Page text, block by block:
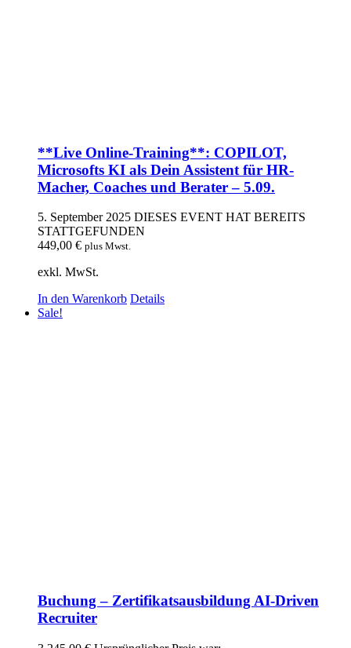
**Live Online-Training**: COPILOT,
Microsofts KI als Dein Assistent für HR-
Macher, Coaches und Berater – 5.09.
5. September 2025 DIESES EVENT HAT BEREITS
STATTGEFUNDEN
449,00 € plus Mwst.
exkl. MwSt.
In den Warenkorb Details
Sale!
Buchung – Zertifikatsausbildung AI-Driven
Recruiter